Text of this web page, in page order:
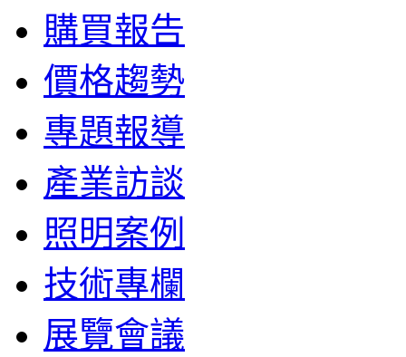
購買報告
價格趨勢
專題報導
產業訪談
照明案例
技術專欄
展覽會議